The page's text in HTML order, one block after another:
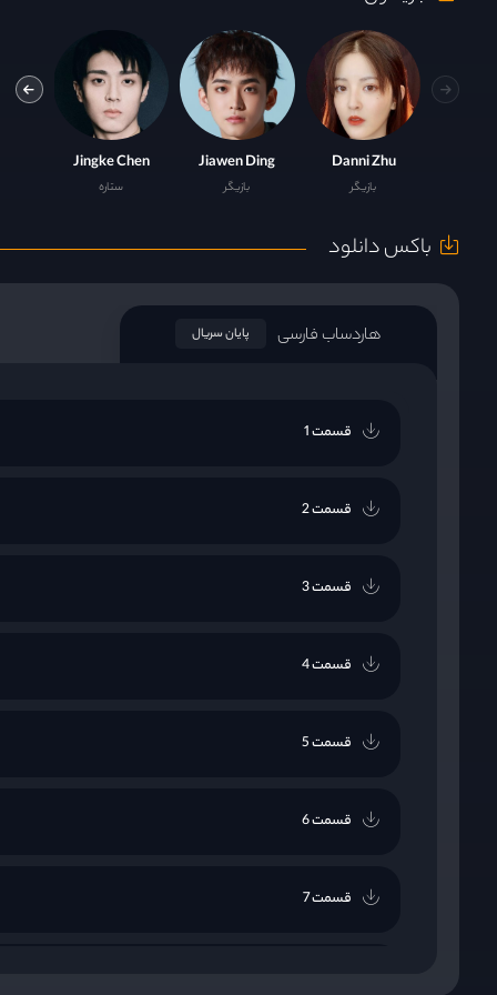
Danni Zhu
بازیگر
Jiawen Ding
بازیگر
Jingke Chen
ستاره
باکس دانلود
هاردساب فارسی پایان سریال
قسمت 1
قسمت 2
قسمت 3
قسمت 4
قسمت 5
قسمت 6
قسمت 7